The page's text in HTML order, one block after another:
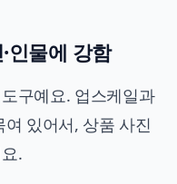
물에 강함
구예요. 업스케일과
있어서, 상품 사진
.